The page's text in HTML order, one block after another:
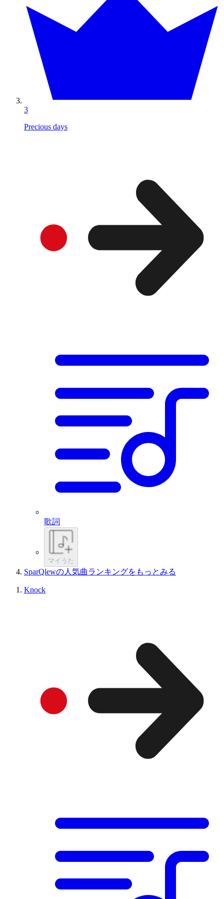
3
Precious days
歌詞
マイうた
SparQlewの人気曲ランキングをもっとみる
Knock